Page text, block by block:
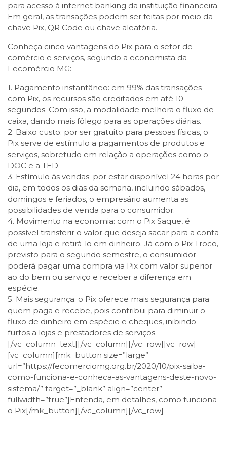
para acesso à internet banking da instituição financeira.
Em geral, as transações podem ser feitas por meio da
chave Pix, QR Code ou chave aleatória.
Conheça cinco vantagens do Pix para o setor de
comércio e serviços, segundo a economista da
Fecomércio MG:
1. Pagamento instantâneo: em 99% das transações
com Pix, os recursos são creditados em até 10
segundos. Com isso, a modalidade melhora o fluxo de
caixa, dando mais fôlego para as operações diárias.
2. Baixo custo: por ser gratuito para pessoas físicas, o
Pix serve de estímulo a pagamentos de produtos e
serviços, sobretudo em relação a operações como o
DOC e a TED.
3. Estímulo às vendas: por estar disponível 24 horas por
dia, em todos os dias da semana, incluindo sábados,
domingos e feriados, o empresário aumenta as
possibilidades de venda para o consumidor.
4. Movimento na economia: com o Pix Saque, é
possível transferir o valor que deseja sacar para a conta
de uma loja e retirá-lo em dinheiro. Já com o Pix Troco,
previsto para o segundo semestre, o consumidor
poderá pagar uma compra via Pix com valor superior
ao do bem ou serviço e receber a diferença em
espécie.
5. Mais segurança: o Pix oferece mais segurança para
quem paga e recebe, pois contribui para diminuir o
fluxo de dinheiro em espécie e cheques, inibindo
furtos a lojas e prestadores de serviços.
[/vc_column_text][/vc_column][/vc_row][vc_row]
[vc_column][mk_button size=”large”
url=”https://fecomerciomg.org.br/2020/10/pix-saiba-
como-funciona-e-conheca-as-vantagens-deste-novo-
sistema/” target=”_blank” align=”center”
fullwidth=”true”]Entenda, em detalhes, como funciona
o Pix[/mk_button][/vc_column][/vc_row]